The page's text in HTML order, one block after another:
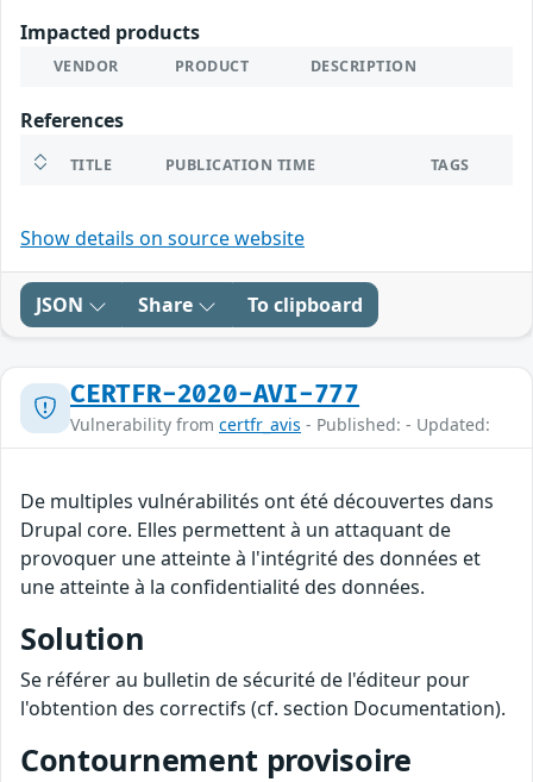
Impacted products
VENDOR PRODUCT DESCRIPTION
References
TITLE PUBLICATION TIME TAGS
Show details on source website
JSON Share To clipboard
CERTFR-2020-AVI-777
Vulnerability from certfr_avis - Published: - Updated:
De multiples vulnérabilités ont été découvertes dans
Drupal core. Elles permettent à un attaquant de
provoquer une atteinte à l'intégrité des données et
une atteinte à la confidentialité des données.
Solution
Se référer au bulletin de sécurité de l'éditeur pour
l'obtention des correctifs (cf. section Documentation).
Contournement provisoire